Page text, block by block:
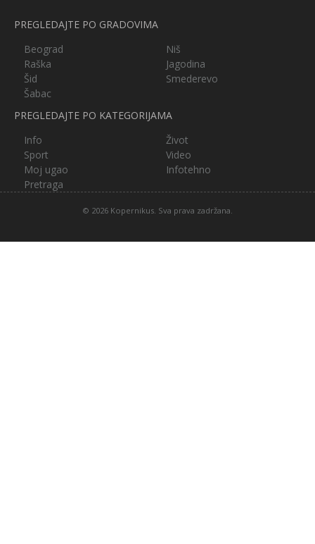
PREGLEDAJTE PO GRADOVIMA
Beograd
Niš
Raška
Jagodina
Šid
Smederevo
Šabac
PREGLEDAJTE PO KATEGORIJAMA
Info
Život
Sport
Video
Moj ugao
Infotehno
Pretraga
© 2026 Kopernikus. Sva prava zadržana.